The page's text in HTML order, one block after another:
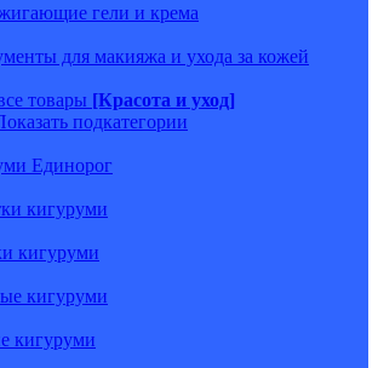
гели и крема
для макияжа и ухода за кожей
товары [Красота и уход]
подкатегории
Единорог
кигуруми
кигуруми
кигуруми
кигуруми